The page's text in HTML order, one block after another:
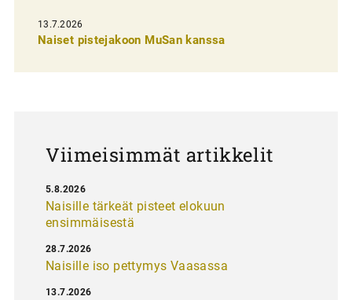
e
13.7.2026
Naiset pistejakoon MuSan kanssa
Viimeisimmät artikkelit
Naisille tärkeät pisteet elokuun
ensimmäisestä
5.8.2026
Naisille iso pettymys Vaasassa
28.7.2026
13.7.2026